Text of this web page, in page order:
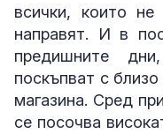
всички, които
направят. И в
предишните
поскъпват с
магазина. Сред
се посочва